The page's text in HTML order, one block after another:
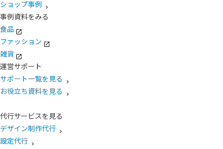
ショップ事例
事例資料をみる
食品
ファッション
雑貨
運営サポート
サポート一覧を見る
お役立ち資料を見る
代行サービスを見る
デザイン制作代行
設定代行